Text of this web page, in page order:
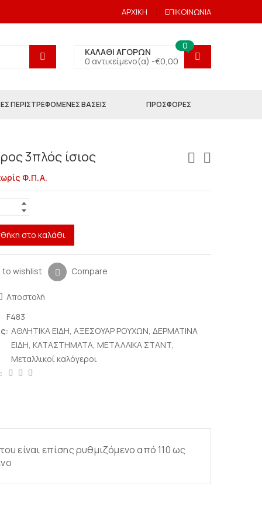
ΑΡΧΙΚΗ ΕΠΙΚΟΙΝΩΝΙΑ
ΚΑΛΑΘΙ ΑΓΟΡΩΝ
0 αντικείμενο(α) -€0,00
0
ΠΕΡΙΣΤΡΕΦΟΜΕΝΕΣ ΒΑΣΕΙΣ ΠΡΟΣΦΟΡΕΣ
3πλός ίσιος
Φ.Π.Α.
στο καλάθι
to wishlist Compare
Αποστολή
F483
ΑΘΛΗΤΙΚΑ ΕΙΔΗ, ΑΞΕΣΟΥΑΡ ΡΟΥΧΩΝ, ΔΕΡΜΑΤΙΝΑ
ΕΙΔΗ, ΚΑΤΑΣΤΗΜΑΤΑ, ΜΕΤΑΛΛΙΚΑ ΣΤΑΝΤ,
Μεταλλικοί καλόγεροι
είναι επίσης ρυθμιζόμενο από 110 ως